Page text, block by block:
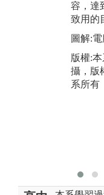
容，達
致用的
圖解:
版權:
攝，版
系所有